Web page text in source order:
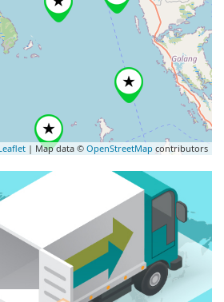
| Map data © OpenStreetMap contributors